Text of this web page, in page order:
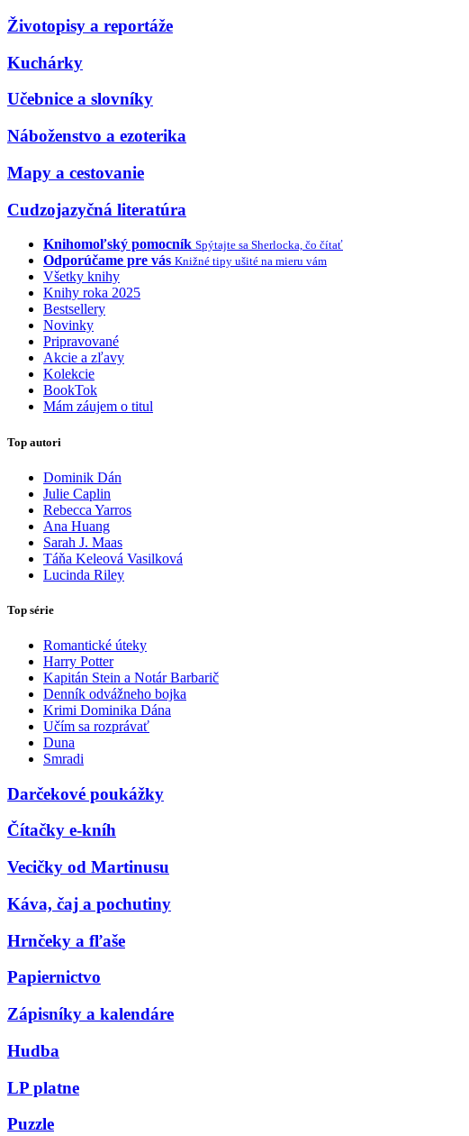
Životopisy a reportáže
Kuchárky
Učebnice a slovníky
Náboženstvo a ezoterika
Mapy a cestovanie
Cudzojazyčná literatúra
Knihomoľský pomocník Spýtajte sa Sherlocka, čo čítať
Odporúčame pre vás Knižné tipy ušité na mieru vám
Všetky knihy
Knihy roka 2025
Bestsellery
Novinky
Pripravované
Akcie a zľavy
Kolekcie
BookTok
Mám záujem o titul
Top autori
Dominik Dán
Julie Caplin
Rebecca Yarros
Ana Huang
Sarah J. Maas
Táňa Keleová Vasilková
Lucinda Riley
Top série
Romantické úteky
Harry Potter
Kapitán Stein a Notár Barbarič
Denník odvážneho bojka
Krimi Dominika Dána
Učím sa rozprávať
Duna
Smradi
Darčekové poukážky
Čítačky e-kníh
Vecičky od Martinusu
Káva, čaj a pochutiny
Hrnčeky a fľaše
Papiernictvo
Zápisníky a kalendáre
Hudba
LP platne
Puzzle